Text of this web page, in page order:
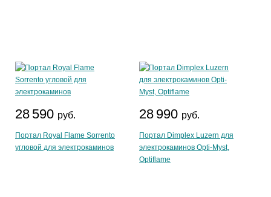
28 590 руб.
Портал Royal Flame Sorrento
угловой для электрокаминов
28 990 руб.
Портал Dimplex Luzern для
электрокаминов Opti-Myst,
Optiflame